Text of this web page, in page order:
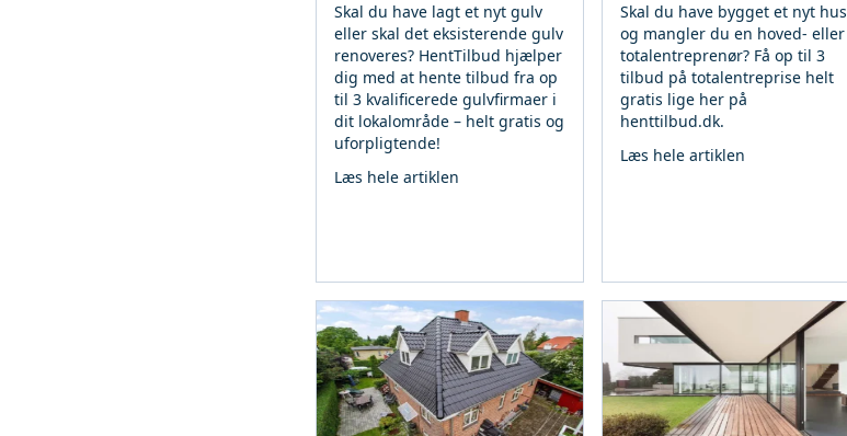
Skal du have lagt et nyt gulv
eller skal det eksisterende gulv
renoveres? HentTilbud hjælper
dig med at hente tilbud fra op
til 3 kvalificerede gulvfirmaer i
dit lokalområde – helt gratis og
uforpligtende!
Læs hele artiklen
Skal du have bygget et nyt hus
og mangler du en hoved- eller
totalentreprenør? Få op til 3
tilbud på totalentreprise helt
gratis lige her på
henttilbud.dk.
Læs hele artiklen